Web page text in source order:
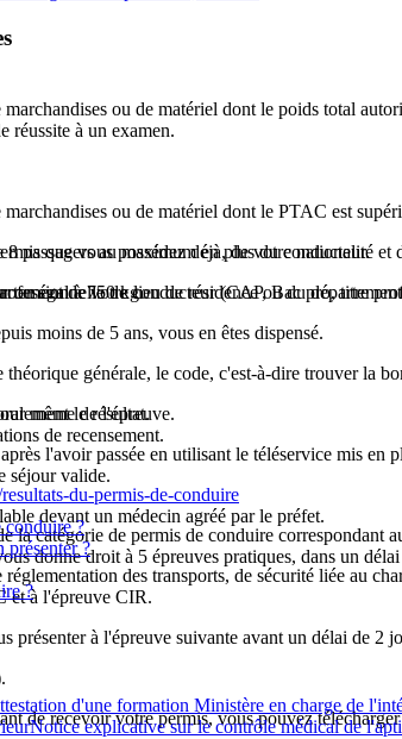
ou de matériel dont le poids total
réussite à un examen.
ou de matériel dont le PTAC est
passagers au maximum en plus du conducteur.
ou égal à 750 kg.
que vous possédez déjà, de votre nationalité et
de conducteur (CAP, Bac pro, titre
de recensement.
séjour valide.
devant un médecin agréé par le préfet.
de votre lieu de résidence ou du
moins de 5 ans, vous en êtes dispensé.
générale, le code, c'est-à-dire trouver la
même de l'épreuve.
la catégorie de permis de conduire correspondant
des transports, de sécurité liée au
le résultat.
l'avoir passée en utilisant le téléservice mis en
du-permis-de-conduire
donne droit à 5 épreuves pratiques, dans un
et à l'épreuve CIR.
présenter à l'épreuve suivante avant un délai de 2
de recevoir votre permis, vous pouvez
conduire ?
présenter ?
?
d'une formation Ministère en charge de
explicative sur le contrôle médical de